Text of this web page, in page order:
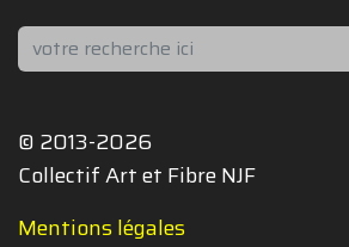
Rechercher
© 2013-2026
Collectif Art et Fibre NJF
Mentions légales